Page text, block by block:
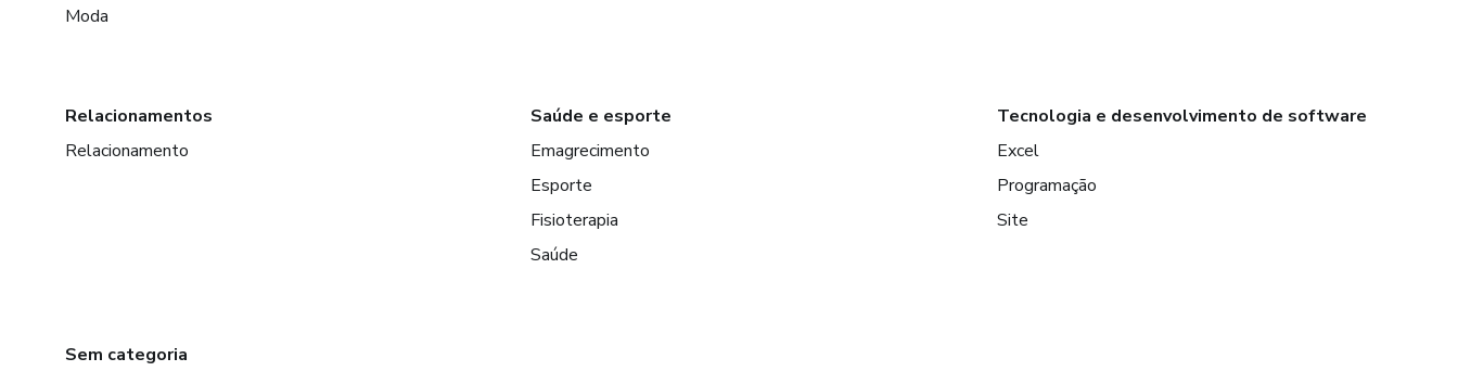
Moda
Relacionamentos
Relacionamento
Saúde e esporte
Emagrecimento
Esporte
Fisioterapia
Saúde
Tecnologia e desenvolvimento de software
Excel
Programação
Site
Sem categoria